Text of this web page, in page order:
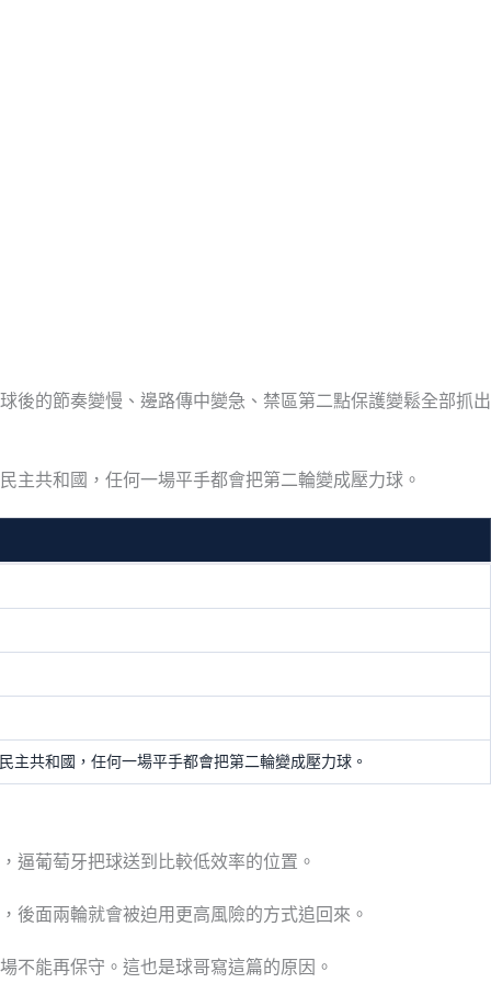
後的節奏變慢、邊路傳中變急、禁區第二點保護變鬆全部抓出
主共和國，任何一場平手都會把第二輪變成壓力球。
共和國，任何一場平手都會把第二輪變成壓力球。
逼葡萄牙把球送到比較低效率的位置。
後面兩輪就會被迫用更高風險的方式追回來。
不能再保守。這也是球哥寫這篇的原因。